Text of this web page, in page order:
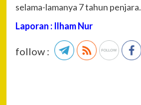
selama-lamanya 7 tahun penjara.
Laporan : Ilham Nur
follow :